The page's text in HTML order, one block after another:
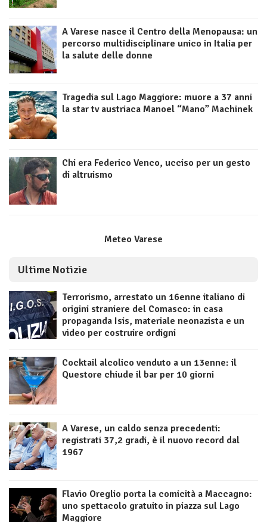
A Varese nasce il Centro della Menopausa: un
percorso multidisciplinare unico in Italia per
la salute delle donne
Tragedia sul Lago Maggiore: muore a 37 anni
la star tv austriaca Manoel “Mano” Machinek
Chi era Federico Venco, ucciso per un gesto
di altruismo
Meteo Varese
Ultime Notizie
Terrorismo, arrestato un 16enne italiano di
origini straniere del Comasco: in casa
propaganda Isis, materiale neonazista e un
video per costruire ordigni
Cocktail alcolico venduto a un 13enne: il
Questore chiude il bar per 10 giorni
A Varese, un caldo senza precedenti:
registrati 37,2 gradi, è il nuovo record dal
1967
Flavio Oreglio porta la comicità a Maccagno:
uno spettacolo gratuito in piazza sul Lago
Maggiore